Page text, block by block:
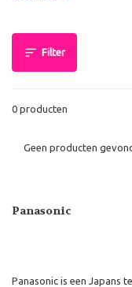
Filter
0 producten
Geen producten
Panasonic
Panasonic is een Japans